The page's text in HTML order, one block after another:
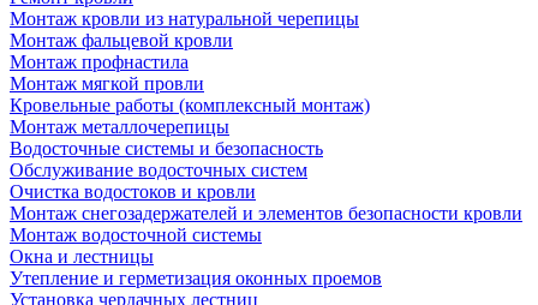
Монтаж кровли из натуральной черепицы
Монтаж фальцевой кровли
Монтаж профнастила
Монтаж мягкой провли
Кровельные работы (комплексный монтаж)
Монтаж металлочерепицы
Водосточные системы и безопасность
Обслуживание водосточных систем
Очистка водостоков и кровли
Монтаж снегозадержателей и элементов безопасности кровли
Монтаж водосточной системы
Окна и лестницы
Утепление и герметизация оконных проемов
Установка чердачных лестниц